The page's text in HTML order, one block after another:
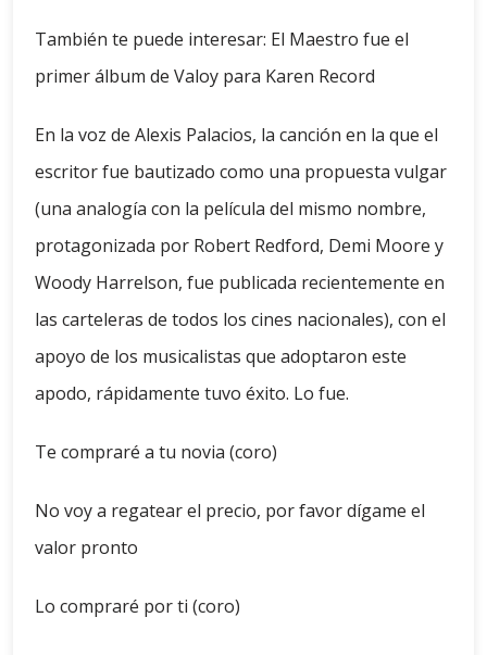
También te puede interesar: El Maestro fue el
primer álbum de Valoy para Karen Record
En la voz de Alexis Palacios, la canción en la que el
escritor fue bautizado como una propuesta vulgar
(una analogía con la película del mismo nombre,
protagonizada por Robert Redford, Demi Moore y
Woody Harrelson, fue publicada recientemente en
las carteleras de todos los cines nacionales), con el
apoyo de los musicalistas que adoptaron este
apodo, rápidamente tuvo éxito. Lo fue.
Te compraré a tu novia (coro)
No voy a regatear el precio, por favor dígame el
valor pronto
Lo compraré por ti (coro)